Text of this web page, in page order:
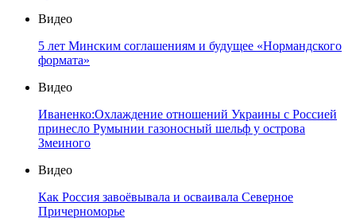
Видео
5 лет Минским соглашениям и будущее «Нормандского
формата»
Видео
Иваненко:Охлаждение отношений Украины с Россией
принесло Румынии газоносный шельф у острова
Змеиного
Видео
Как Россия завоёвывала и осваивала Северное
Причерноморье